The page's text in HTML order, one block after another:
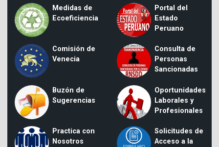
Medidas de
Ecoeficiencia
Portal del
Estado
Peruano
Comisión de
Venecia
Consulta de
Personas
Sancionadas
Buzón de
Sugerencias
Oportunidades
Laborales y
Profesionales
Practica con
Nosotros
Solicitudes de
Acceso a la